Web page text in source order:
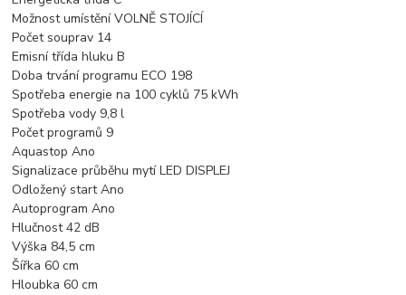
Možnost umístění VOLNĚ STOJÍCÍ
Počet souprav 14
Emisní třída hluku B
Doba trvání programu ECO 198
Spotřeba energie na 100 cyklů 75 kWh
Spotřeba vody 9,8 l
Počet programů 9
Aquastop Ano
Signalizace průběhu mytí LED DISPLEJ
Odložený start Ano
Autoprogram Ano
Hlučnost 42 dB
Výška 84,5 cm
Šířka 60 cm
Hloubka 60 cm